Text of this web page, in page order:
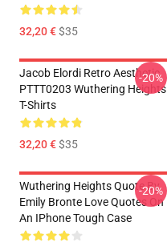
32,20 €$35
Jacob Elordi Retro Aesthetic
PTTT0203 Wuthering Heights
T-Shirts
32,20 €$35
-20%
Wuthering Heights Quote By
Emily Bronte Love Quotes On
An IPhone Tough Case
-20%